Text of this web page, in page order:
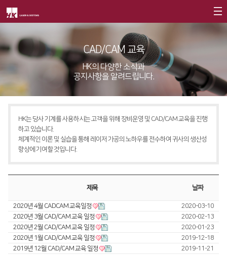
회사소개
CEO
회사연혁
CI소개
가치경영∨
지사안내 ∨
Global Networks
제품소개
FL3015
RS3015
Conversion∨
FL3015 Conversion
트레이닝 ∨
교육일정
HK Insight
자료실
투자정보
CAD/CAM 교육
HK의 다양한 소식과
공지사항을 알려드립니다.
HK는 당사 기계를 사용하시는 고객을 위해 장비운영 및 CAD/CAM 교육을 진행
하고 있습니다.
체계적인 이론 및 실습을 통해 레이저 가공의 노하우를 전수하여 귀사의 생산성
향상에 기여할 것입니다.
제목 날짜
2020년 4월 CADCAM 교육일정
2020-03-10
2020년 3월 CAD/CAM 교육 일정
2020-02-13
2020년 2월 CAD/CAM 교육 일정
2020-01-23
2020년 1월 CAD/CAM 교육 일정
2019-12-18
2019년 12월 CAD/CAM 교육 일정
2019-11-21